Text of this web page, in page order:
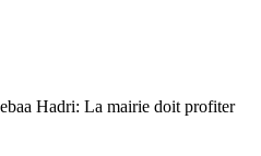
Hadri: La mairie doit profiter